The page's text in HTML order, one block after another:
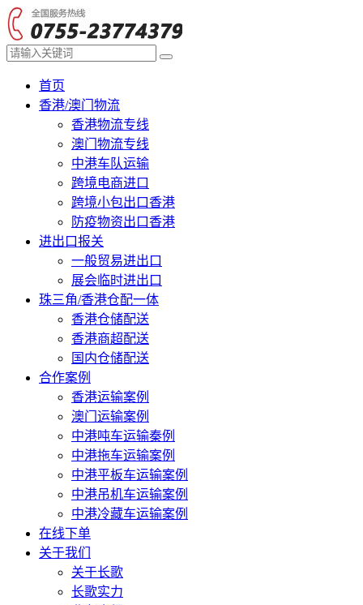
首页
香港/澳门物流
香港物流专线
澳门物流专线
中港车队运输
跨境电商进口
跨境小包出口香港
防疫物资出口香港
进出口报关
一般贸易进出口
展会临时进出口
珠三角/香港仓配一体
香港仓储配送
香港商超配送
国内仓储配送
合作案例
香港运输案例
澳门运输案例
中港吨车运输秦例
中港拖车运输案例
中港平板车运输案例
中港吊机车运输案例
中港冷藏车运输案例
在线下单
关于我们
关于长歌
长歌实力